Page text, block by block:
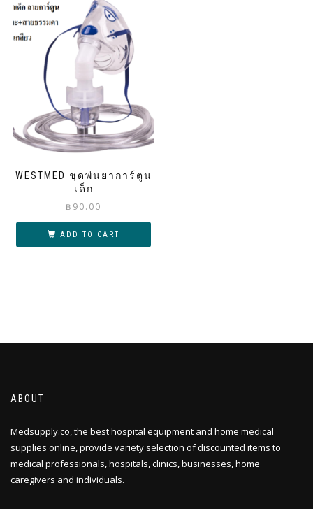
WESTMED ชุดพ่นยาการ์ตูน
เด็ก
฿ 90.00
ADD TO CART
ABOUT
Medsupply.co, the best hospital equipment and home medical
supplies online, provide variety selection of discounted items to
medical professionals, hospitals, clinics, businesses, home
caregivers and individuals.